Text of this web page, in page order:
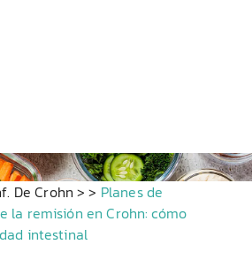
De Crohn >> Planes de
la remisión en Crohn: cómo
intestinal